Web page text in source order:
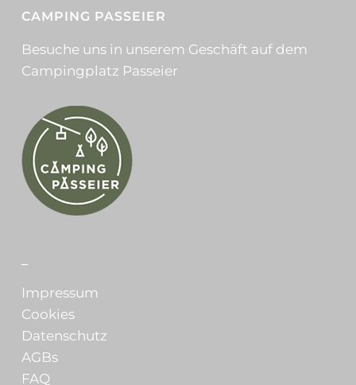
CAMPING PASSEIER
Besuche uns in unserem Geschäft auf dem
Campingplatz Passeier
Impressum
Cookies
Datenschutz
AGBs
FAQ